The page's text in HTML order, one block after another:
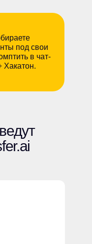
под свои
в чат-
Хакатон.